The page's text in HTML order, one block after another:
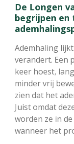
De Longen
begrijpen en
Ademhaling
verandert. Een
keer hoest,
minder vrij
zien dat het
Juist omdat
worden ze in
wanneer het